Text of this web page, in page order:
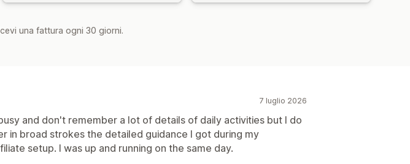
una fattura ogni 30 giorni.
7 luglio 2026
and don't remember a lot of details of daily activities but I do
in broad strokes the detailed guidance I got during my
setup. I was up and running on the same day.